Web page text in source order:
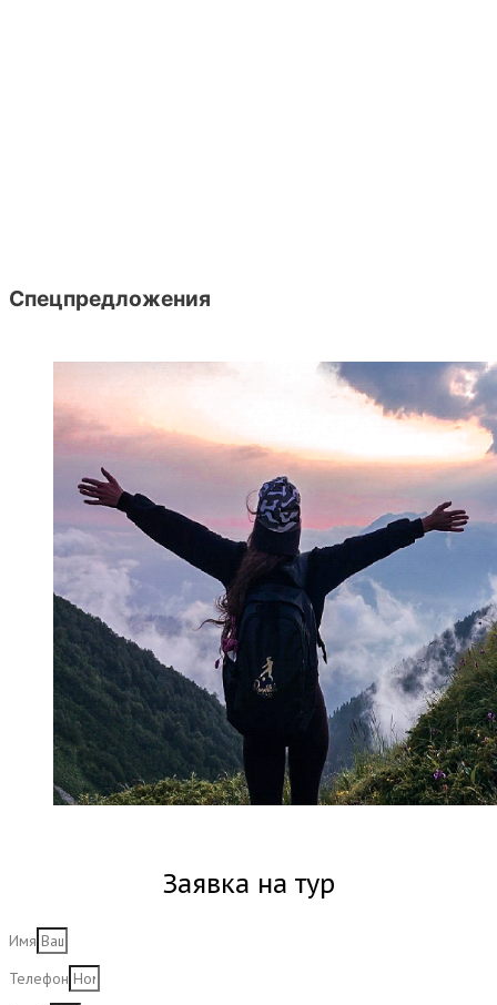
Спецпредложения
Заявка на тур
Имя
Телефон